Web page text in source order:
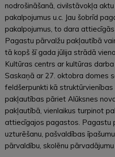
nodrošināšanā, civilstāvokļa
pakalpojumus u.c. Jau šobrīd
pakalpojumus, to dara
Pagastu pārvalžu pakļautībā
tā kopš šī gada jūlija strādā
Kultūras centrs ar kultūras
Saskaņā ar 27. oktobra domes
feldšerpunkti kā
pakļautības pāriet Alūksnes
pakļautībā, vienlaikus turpinot
attiecīgajos pagastos. Pagastu
uzturēšanu, pašvaldības
pārvaldību, skolēnu pārvadājumu